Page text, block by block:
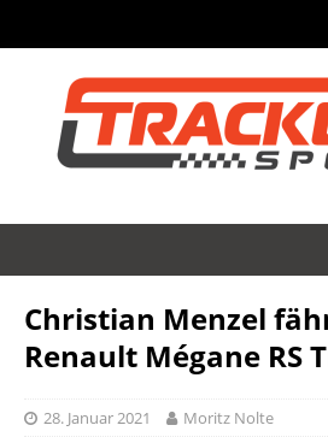
Christian Menzel
Renault Mégane RS
28. Januar 2021 Moritz Nolte